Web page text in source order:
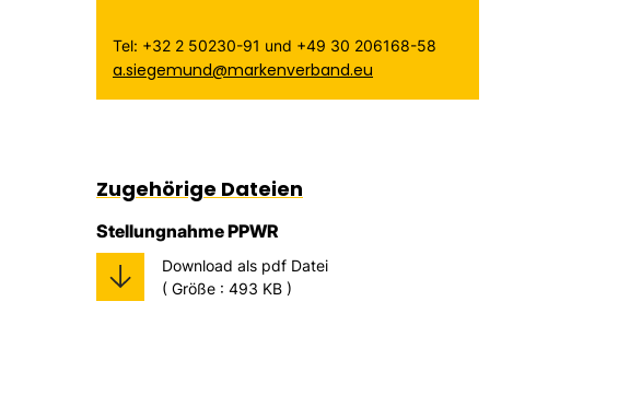
Tel: +32 2 50230-91 und +49 30 206168-58
a.siegemund@markenverband.eu
Zugehörige Dateien
Stellungnahme PPWR
Download als pdf Datei
( Größe : 493 KB )